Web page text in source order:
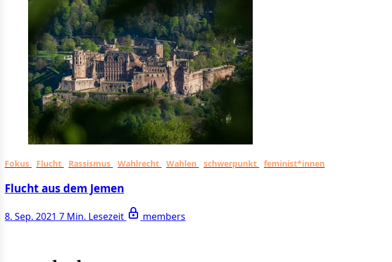
Fokus Flucht Rassismus Wahlrecht Wahlen schwerpunkt feminist*innen
Flucht aus dem Jemen
8. Sep. 2021 7 Min. Lesezeit members